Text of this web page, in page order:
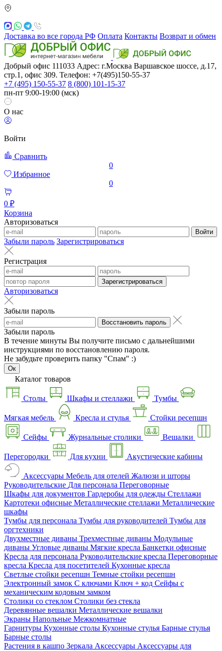
Доставка во все города РФ Оплата Контакты Возврат и обмен
Добрый офис 111033 Адрес: г.Москва Варшавское шоссе, д.17,
стр.1, офис 309. Телефон: +7(495)150-55-37
+7 (495) 150-55-37 8 (800) 101-15-37
пн-пт 9:00-19:00 (мск)
О нас
Войти
Сравнить
0
Избранное
0
0 ₽
Корзина
Авторизоваться
Войти
Забыли пароль Зарегистрироваться
Регистрация
Зарегистрироваться
Авторизоваться
Забыли пароль
Восстановить пароль
Забыли пароль
В течение минуты Вы получите письмо с дальнейшими
инструкциями по восстановлению пароля.
Не забудьте проверить папку "Спам" :)
Ок
Каталог товаров
Столы Шкафы и стеллажи Тумбы
Мягкая мебель Кресла и стулья Стойки ресепшн
Сейфы Журнальные столики Вешалки
Перегородки Для кухни Акустические кабины
Аксессуары Мебель для отелей Жалюзи и шторы
Руководительские Для персонала Переговорные
Шкафы для документов Гардеробы для одежды Стеллажи
Картотеки офисные Металлические стеллажи Металлические
шкафы
Тумбы для персонала Тумбы для руководителей Тумбы для
оргтехники
Двухместные диваны Трехместные диваны Модульные
диваны Угловые диваны Мягкие кресла Банкетки офисные
Кресла для персонала Руководительские кресла Переговорные
кресла Кресла для посетителей Кухонные кресла
Светлые стойки ресепшн Темные стойки ресепшн
Электронный замок С ключами Ключ + код Сейфы с
механическим кодовым замком
Столики со стеклом Столики без стекла
Деревянные вешалки Металлические вешалки
Экраны Напольные Межкомнатные
Гарнитуры Кухонные столы Кухонные стулья Барные стулья
Барные столы
Растения в кашпо Зеркала Аксессуары Аксессуары для